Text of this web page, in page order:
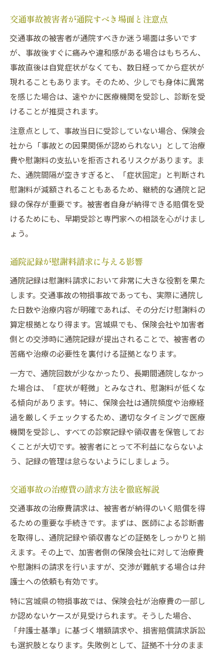
交通事故被害者が通院すべき場面と注意点
交通事故の被害者が通院すべきか迷う場面は多いです
が、事故後すぐに痛みや違和感がある場合はもちろん、
事故直後は自覚症状がなくても、数日経ってから症状が
現れることもあります。そのため、少しでも身体に異常
を感じた場合は、速やかに医療機関を受診し、診断を受
けることが推奨されます。
注意点として、事故当日に受診していない場合、保険会
社から「事故との因果関係が認められない」として治療
費や慰謝料の支払いを拒否されるリスクがあります。ま
た、通院間隔が空きすぎると、「症状固定」と判断され
慰謝料が減額されることもあるため、継続的な通院と記
録の保存が重要です。被害者自身が納得できる賠償を受
けるためにも、早期受診と専門家への相談を心がけまし
ょう。
通院記録が慰謝料請求に与える影響
通院記録は慰謝料請求において非常に大きな役割を果た
します。交通事故の物損事故であっても、実際に通院し
た日数や治療内容が明確であれば、その分だけ慰謝料の
算定根拠となり得ます。宮城県でも、保険会社や加害者
側との交渉時に通院記録が提出されることで、被害者の
苦痛や治療の必要性を裏付ける証拠となります。
一方で、通院回数が少なかったり、長期間通院しなかっ
た場合は、「症状が軽微」とみなされ、慰謝料が低くな
る傾向があります。特に、保険会社は通院頻度や治療経
過を厳しくチェックするため、適切なタイミングで医療
機関を受診し、すべての診察記録や領収書を保管してお
くことが大切です。被害者にとって不利益にならないよ
う、記録の管理は怠らないようにしましょう。
交通事故の治療費の請求方法を徹底解説
交通事故の治療費請求は、被害者が納得のいく賠償を得
るための重要な手続きです。まずは、医師による診断書
を取得し、通院記録や領収書などの証拠をしっかりと揃
えます。その上で、加害者側の保険会社に対して治療費
や慰謝料の請求を行いますが、交渉が難航する場合は弁
護士への依頼も有効です。
特に宮城県の物損事故では、保険会社が治療費の一部し
か認めないケースが見受けられます。そうした場合、
「弁護士基準」に基づく増額請求や、損害賠償請求訴訟
も選択肢となります。失敗例として、証拠不十分のまま